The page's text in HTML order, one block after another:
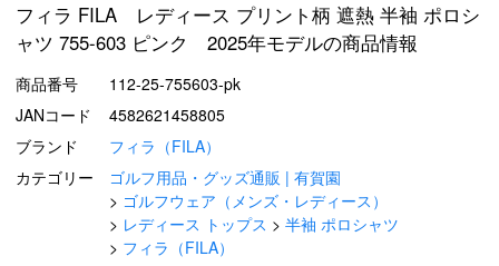
フィラ FILA レディース プリント柄 遮熱 半袖 ポロシ
ャツ 755-603 ピンク 2025年モデルの商品情報
商品番号
112-25-755603-pk
JANコード
4582621458805
ブランド
フィラ（FILA）
カテゴリー
ゴルフ用品・グッズ通販 | 有賀園
ゴルフウェア（メンズ・レディース）
レディース トップス
半袖 ポロシャツ
フィラ（FILA）